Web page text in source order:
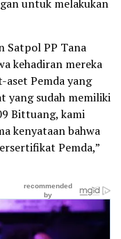
untuk melakukan
Satpol PP Tana
kehadiran mereka
Pemda yang
yang sudah memiliki
Bittuang, kami
kenyataan bahwa
Pemda,”